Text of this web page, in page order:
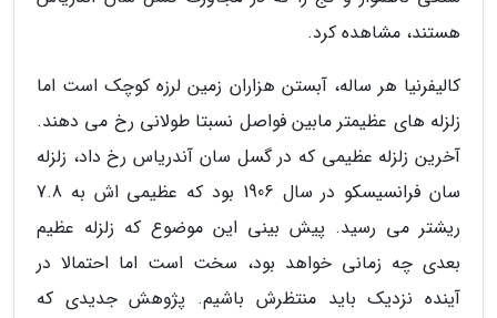
هستند، مشاهده کرد.
کالیفرنیا هر ساله، آبستن هزاران زمین لرزه کوچک است اما
زلزله های عظیمتر مابین فواصل نسبتا طولانی رخ می دهند.
آخرین زلزله عظیمی که در گسل سان آندریاس رخ داد، زلزله
سان فرانسیسکو در سال 1906 بود که عظیمی اش به 7.8
ریشتر می رسید. پیش بینی این موضوع که زلزله عظیم
بعدی چه زمانی خواهد بود، سخت است اما احتمالا در
آینده نزدیک باید منتظرش باشیم. پژوهش جدیدی که